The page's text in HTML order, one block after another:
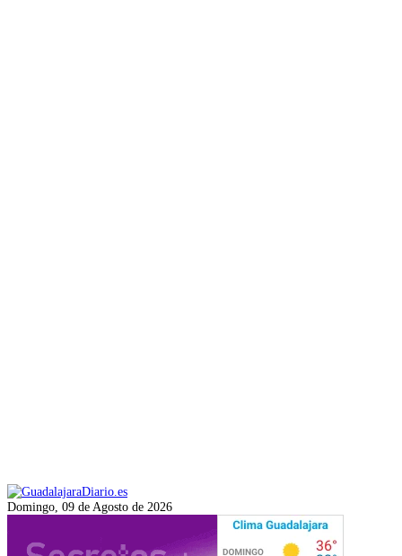
Domingo, 09 de Agosto de 2026